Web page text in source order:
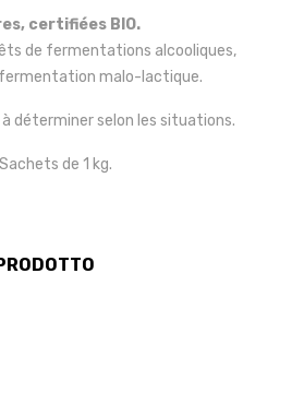
certifiées BIO.
de fermentations alcooliques,
malo-lactique.
déterminer selon les situations.
de 1 kg.